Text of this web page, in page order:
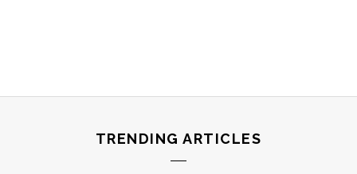
TRENDING ARTICLES